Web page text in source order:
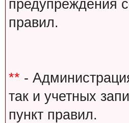
предупреждения
правил.
** -
так и учетных
пункт правил.